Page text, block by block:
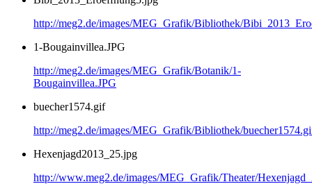
http://meg2.de/images/MEG_Grafik/Bibliothek/
1-Bougainvillea.JPG
http://meg2.de/images/MEG_Grafik/Botanik/1-
Bougainvillea.JPG
buecher1574.gif
http://meg2.de/images/MEG_Grafik/Bibliothek/
Hexenjagd2013_25.jpg
http://www.meg2.de/images/MEG_Grafik/Theater/